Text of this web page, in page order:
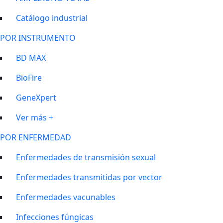
Catálogo industrial
POR INSTRUMENTO
BD MAX
BioFire
GeneXpert
Ver más +
POR ENFERMEDAD
Enfermedades de transmisión sexual
Enfermedades transmitidas por vector
Enfermedades vacunables
Infecciones fúngicas